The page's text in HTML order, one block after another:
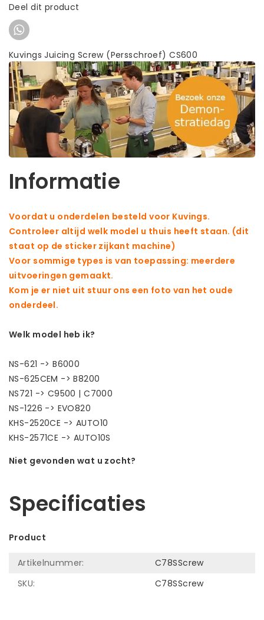
Deel dit product
Kuvings Juicing Screw (Persschroef) CS600
Informatie
Voordat u onderdelen besteld voor Kuvings.
Controleer altijd welk model u thuis heeft staan. (dit
staat op de sticker zijkant machine)
Voor sommige types is van toepassing: meerdere
uitvoeringen gemaakt.
Kom je er niet uit stuur ons een foto van het oude
onderdeel.
Welk model heb ik?
NS-621 -> B6000
NS-625CEM -> B8200
NS721 -> C9500 | C7000
NS-1226 -> EVO820
KHS-2520CE -> AUTO10
KHS-2571CE -> AUTO10S
Niet gevonden wat u zocht?
Specificaties
Product
Artikelnummer:
C78SScrew
SKU:
C78SScrew